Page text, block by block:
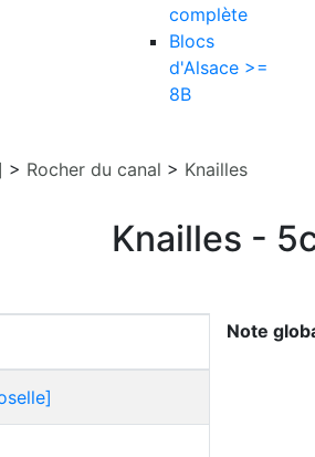
complète
Blocs
d'Alsace >=
8B
> Rocher du canal > Knailles
Knailles -
Note